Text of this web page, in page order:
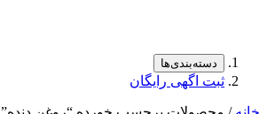
دسته‌بندی‌ها
ثبت اگهی رایگان